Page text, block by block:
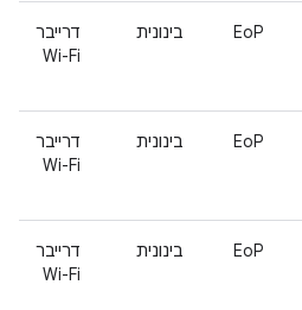
EoP בינונית
דרייבר
Wi-Fi
EoP בינונית
דרייבר
Wi-Fi
EoP בינונית
דרייבר
Wi-Fi